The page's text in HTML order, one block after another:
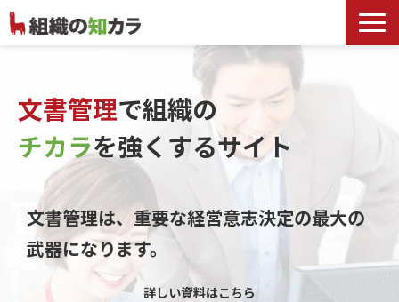
文書管理サービス
お役立ち記事
記事カテゴリ一覧
よくあるお問合せ
文書管理で組織の
チカラを強くするサイト
文書管理は、重要な経営意志決定の最大の
武器になります。
詳しい資料はこちら